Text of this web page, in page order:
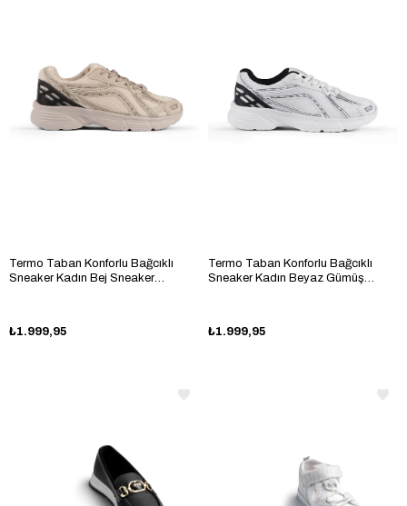
Termo Taban Konforlu Bağcıklı
Sneaker Kadın Bej Sneaker
₺1.999,95
Termo Taban Konforlu Bağcıklı
Sneaker Kadın Beyaz Gümüş
₺1.999,95